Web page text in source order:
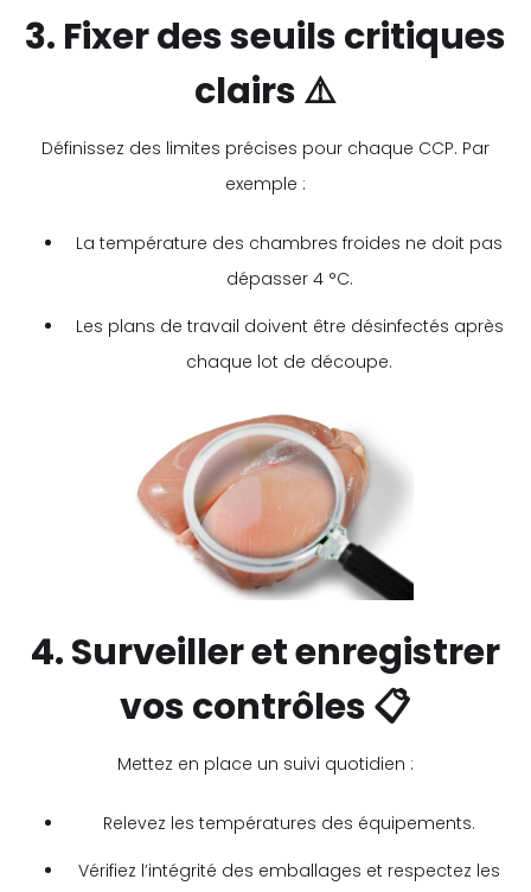
3. Fixer des seuils critiques
clairs ⚠️
Définissez des limites précises pour chaque CCP. Par
exemple :
La température des chambres froides ne doit pas
dépasser 4 °C.
Les plans de travail doivent être désinfectés après
chaque lot de découpe.
4. Surveiller et enregistrer
vos contrôles 📋
Mettez en place un suivi quotidien :
Relevez les températures des équipements.
Vérifiez l’intégrité des emballages et respectez les